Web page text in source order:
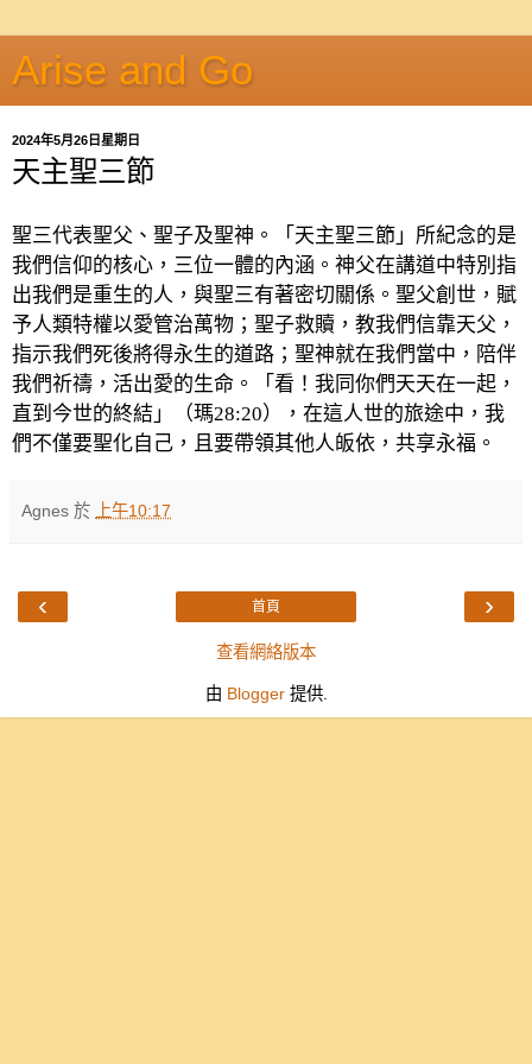
Arise and Go
2024年5月26日星期日
天主聖三節
聖三代表聖父、聖子及聖神。「天主聖三節」所紀念的是
我們信仰的核心，三位一體的內涵。神父在講道中特別指
出我們是重生的人，與聖三有著密切關係。聖父創世，賦
予人類特權以愛管治萬物；聖子救贖，教我們信靠天父，
指示我們死後將得永生的道路；聖神就在我們當中，陪伴
我們祈禱，活出愛的生命。「看！我同你們天天在一起，
直到今世的終結」（瑪28:20），在這人世的旅途中，我
們不僅要聖化自己，且要帶領其他人皈依，共享永福。
Agnes 於 上午10:17
‹ ›
首頁
查看網絡版本
由 Blogger提供.